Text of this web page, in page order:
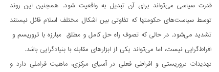
قدرت سیاسی می­‌تواند برای آن تبدیل به واقعیت شود. همچنین این روند
توسط سیاست­‌های حکومت­ها که تفاوتی بین اشکال مختلف اسلام قائل نیستند
تشدید می­‌شود. در حالی که تصوف راه حل کامل و مطلق مبارزه با تروریسم و ​​
افراط­‌گرایی نیست، اما می­‌تواند یکی از ابزارهای مقابله با بنیادگرایی باشد.
تهدیدات تروریستی و افراطی فعلی در آسیای مرکزی، ماهیت فراملی دارد و